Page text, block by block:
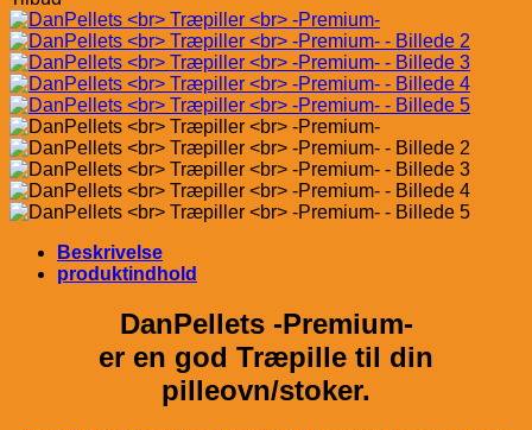
Beskrivelse
produktindhold
DanPellets -Premium-
er en god Træpille til din
pilleovn/stoker.